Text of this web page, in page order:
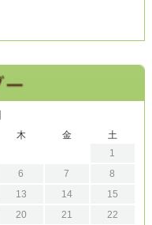
木 金
土
1
6 7
8
13 14
15
20 21
22